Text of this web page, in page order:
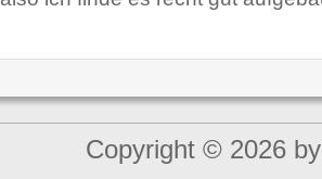
Copyright © 2026